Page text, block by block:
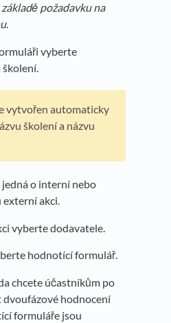
požadavku na
.
vyberte
vytvořen automaticky
školení a názvu
jedná o interní nebo
akci.
vyberte dodavatele.
hodnotící formulář.
chcete účastníkům po
dvoufázové hodnocení
formuláře jsou